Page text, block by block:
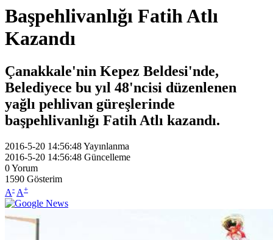
Başpehlivanlığı Fatih Atlı
Kazandı
Çanakkale'nin Kepez Beldesi'nde,
Belediyece bu yıl 48'ncisi düzenlenen
yağlı pehlivan güreşlerinde
başpehlivanlığı Fatih Atlı kazandı.
2016-5-20 14:56:48Yayınlanma
2016-5-20 14:56:48 Güncelleme
0Yorum
1590 Gösterim
A- A+